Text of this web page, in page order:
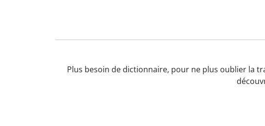
Plus besoin de dictionnaire, pour ne plus oublier la